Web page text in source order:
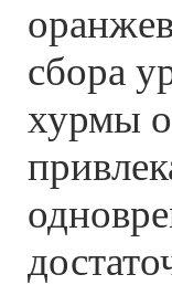
сбора
хурмы